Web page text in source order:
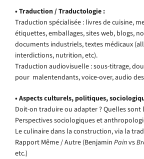
• Traduction / Traductologie :
Traduction spécialisée : livres de cuisine,
étiquettes, emballages, sites web, blogs,
documents industriels, textes médicaux
interdictions, nutrition, etc).
Traduction audiovisuelle : sous-titrage,
pour malentendants, voice-over, audio
• Aspects culturels, politiques,
Doit-on traduire ou adapter ? Quelles sont
Perspectives sociologiques et
Le culinaire dans la construction, via la
Rapport Même / Autre (Benjamin Painvs
etc.)